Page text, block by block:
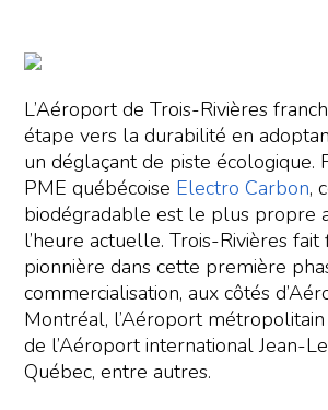
L’Aéroport de Trois-Rivières
étape vers la durabilité en
un déglaçant de piste écologique.
PME québécoise Electro Carbon,
biodégradable est le plus propre
l’heure actuelle. Trois-Rivières
pionnière dans cette première
commercialisation, aux côtés
Montréal, l’Aéroport
de l’Aéroport international Jean-
Québec, entre autres.